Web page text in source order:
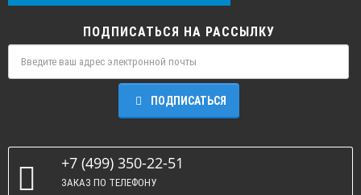
ПОДПИСАТЬСЯ НА РАССЫЛКУ
ПОДПИСАТЬСЯ
+7 (499) 350-22-51
ЗАКАЗ ПО ТЕЛЕФОНУ